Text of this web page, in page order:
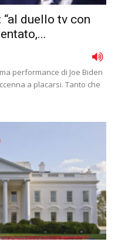
duello tv con
performance di Joe Biden
a placarsi. Tanto che